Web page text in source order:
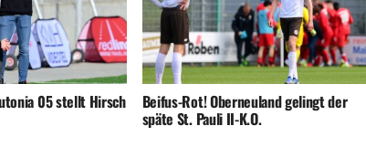
05 stellt Hirsch Beifus-Rot! Oberneuland gelingt der
späte St. Pauli II-K.O.